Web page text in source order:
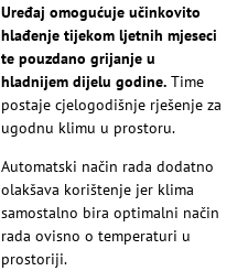
Uređaj omogućuje učinkovito
hlađenje tijekom ljetnih mjeseci
te pouzdano grijanje u
hladnijem dijelu godine. Time
postaje cjelogodišnje rješenje za
ugodnu klimu u prostoru.
Automatski način rada dodatno
olakšava korištenje jer klima
samostalno bira optimalni način
rada ovisno o temperaturi u
prostoriji.